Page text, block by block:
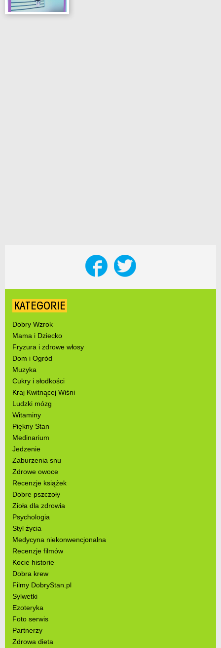
KATEGORIE
Dobry Wzrok
Mama i Dziecko
Fryzura i zdrowe włosy
Dom i Ogród
Muzyka
Cukry i słodkości
Kraj Kwitnącej Wiśni
Ludzki mózg
Witaminy
Piękny Stan
Medinarium
Jedzenie
Zaburzenia snu
Zdrowe owoce
Recenzje książek
Dobre pszczoły
Zioła dla zdrowia
Psychologia
Styl życia
Medycyna niekonwencjonalna
Recenzje filmów
Kocie historie
Dobra krew
Filmy DobryStan.pl
Sylwetki
Ezoteryka
Foto serwis
Partnerzy
Zdrowa dieta